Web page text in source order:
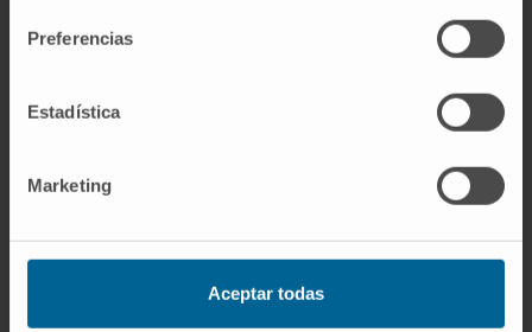
Preferencias
Estadística
Marketing
Aceptar todas
Fundación Española para la Ciencia y Tecnología
(FECYT), así como de otras instituciones como
Ayuntamiento del Valle de Egüés, Universidad
Ciencias de la Universidad de Navarra.
la Ciencia organizadas por el Museo de
Universidad de Navarra